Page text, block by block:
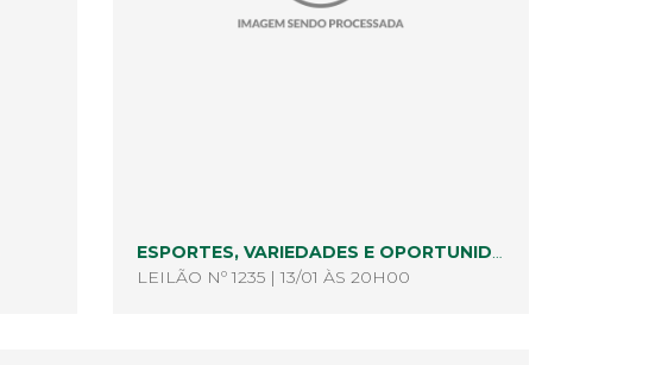
ESPORTES, VARIEDADES E OPORTUNIDADES
LEILÃO Nº 1235 | 13/01 ÀS 20H00